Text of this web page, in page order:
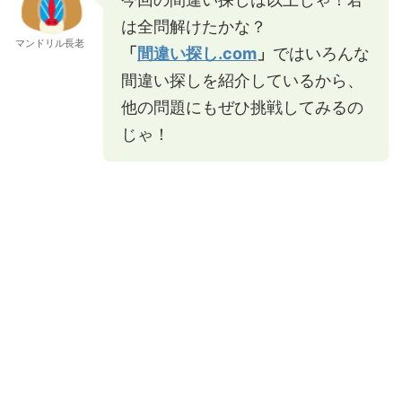
マンドリル長老
は全問解けたかな？
「 間違い探し.com 」 ではいろんな
間違い探しを紹介しているから、
他の問題にもぜひ挑戦してみるの
じゃ！